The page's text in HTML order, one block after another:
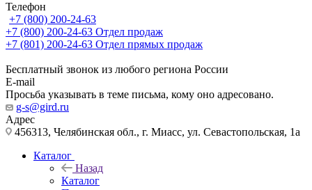
Телефон
+7 (800) 200-24-63
+7 (800) 200-24-63 Отдел продаж
+7 (801) 200-24-63 Отдел прямых продаж
Бесплатный звонок из любого региона России
E-mail
Просьба указывать в теме письма, кому оно адресовано.
g-s@gird.ru
Адрес
456313, Челябинская обл., г. Миасс, ул. Севастопольская, 1а
Каталог
Назад
Каталог